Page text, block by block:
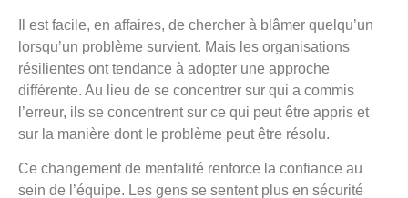
Il est facile, en affaires, de chercher à blâmer quelqu’un
lorsqu’un problème survient. Mais les organisations
résilientes ont tendance à adopter une approche
différente. Au lieu de se concentrer sur qui a commis
l’erreur, ils se concentrent sur ce qui peut être appris et
sur la manière dont le problème peut être résolu.
Ce changement de mentalité renforce la confiance au
sein de l’équipe. Les gens se sentent plus en sécurité